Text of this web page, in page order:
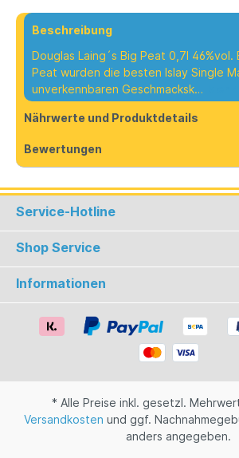
Beschreibung
Douglas Laing´s Big Peat 0,7l 46%vol.
Peat wurden die besten Islay Single
unverkennbaren Geschmacksk…
Nährwerte und Produktdetails
Bewertungen
Service-Hotline
Shop Service
Informationen
* Alle Preise inkl. gesetzl.
Versandkosten und ggf.
anders angegeben.